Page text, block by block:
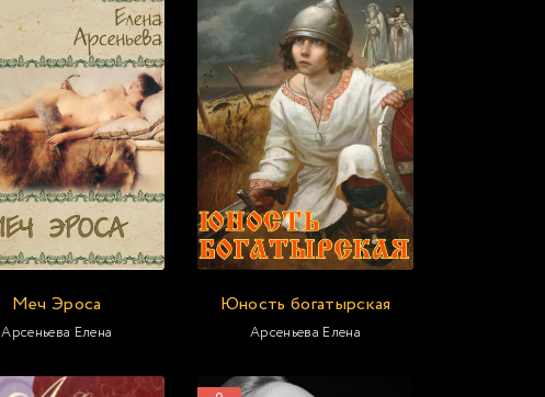
Меч Эроса
Арсеньева Елена
Юность богатырская
Арсеньева Елена